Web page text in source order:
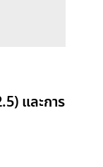
และการ